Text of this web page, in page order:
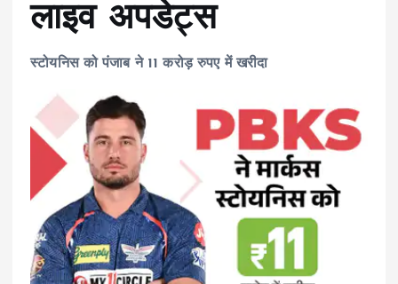
लाइव अपडेट्स
स्टोयनिस को पंजाब ने 11 करोड़ रुपए में खरीदा